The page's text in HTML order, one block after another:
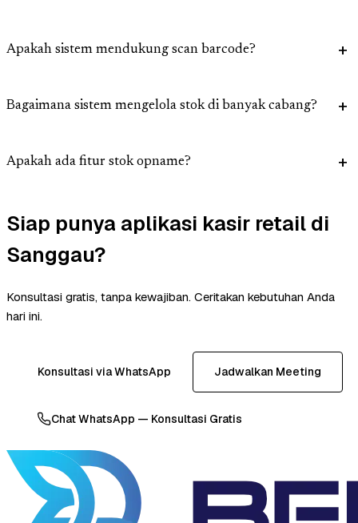
Apakah sistem mendukung scan barcode?
Bagaimana sistem mengelola stok di banyak cabang?
Apakah ada fitur stok opname?
Siap punya aplikasi kasir retail di
Sanggau?
Konsultasi gratis, tanpa kewajiban. Ceritakan kebutuhan Anda
hari ini.
Konsultasi via WhatsApp Jadwalkan Meeting
Chat WhatsApp — Konsultasi Gratis